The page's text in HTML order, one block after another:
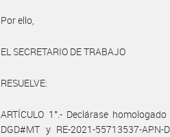
Por ello,
EL SECRETARIO DE TRABAJO
RESUELVE:
ARTÍCULO 1°.- Declárase
DGD#MT y RE-2021-55713537-APN-